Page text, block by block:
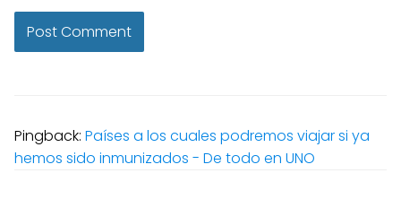
Pingback: Países a los cuales podremos viajar si ya
hemos sido inmunizados - De todo en UNO